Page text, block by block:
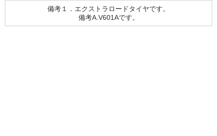
備考１．エクストラロードタイヤです。
備考A.V601Aです。